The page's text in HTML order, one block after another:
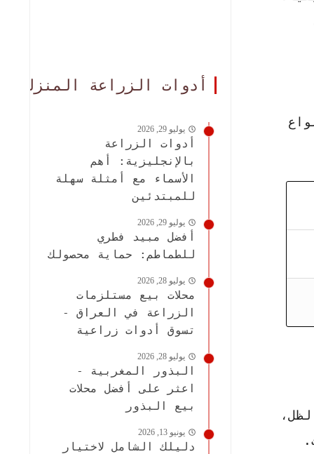
أدوات الزراعة المنزلية
يوليو 29, 2026
أدوات الزراعة
بالإنجليزية: أهم
الأسماء مع أمثلة سهلة
للمبتدئين
يوليو 29, 2026
أفضل مبيد فطري
للطماطم: حماية محصولك
يوليو 28, 2026
محلات بيع مستلزمات
الزراعة في العراق -
تسوق أدوات زراعية
يوليو 28, 2026
البذور المغربية -
اعثر على أفضل محلات
بيع البذور
يونيو 13, 2026
دليلك الشامل لاختيار